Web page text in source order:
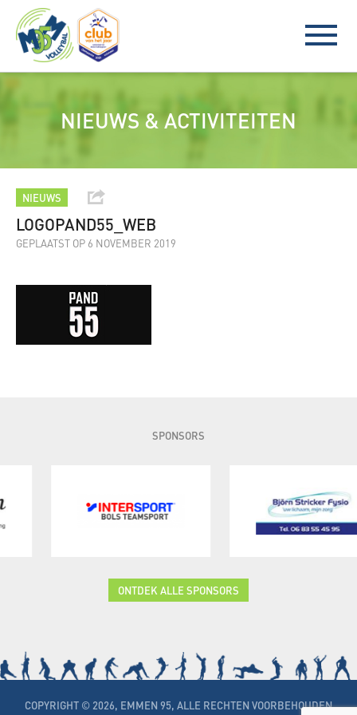
NIEUWS & ACTIVITEITEN
NIEUWS
LOGOPAND55_WEB
GEPLAATST OP 6 NOVEMBER 2019
SPONSORS
ONTDEK ALLE SPONSORS
COPYRIGHT © 2026, EMMEN 95, ALLE RECHTEN VOORBEHOUDEN